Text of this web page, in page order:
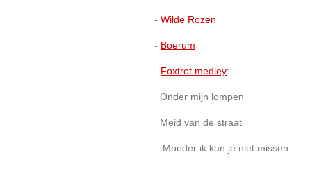
- Wilde Rozen
- Boerum
- Foxtrot medley:
Onder mijn lompen
Meid van de straat
Moeder ik kan je niet missen